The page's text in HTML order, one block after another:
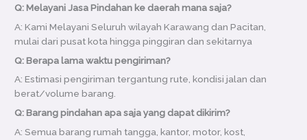
Q: Melayani Jasa Pindahan ke daerah mana saja?
A: Kami Melayani Seluruh wilayah Karawang dan Pacitan,
mulai dari pusat kota hingga pinggiran dan sekitarnya
Q: Berapa lama waktu pengiriman?
A: Estimasi pengiriman tergantung rute, kondisi jalan dan
berat/volume barang.
Q: Barang pindahan apa saja yang dapat dikirim?
A: Semua barang rumah tangga, kantor, motor, kost,